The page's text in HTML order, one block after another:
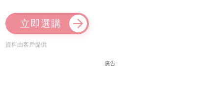
立即選購
資料由客戶提供
廣告